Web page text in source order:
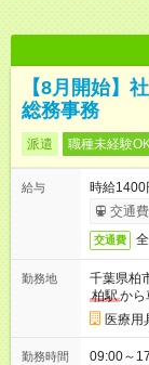
【8月開始】
総務事務
派遣 職種未経験
給与
時給1400
交通
交通費
勤務地
千葉県柏
柏駅から
医療用
勤務時間 09:00～